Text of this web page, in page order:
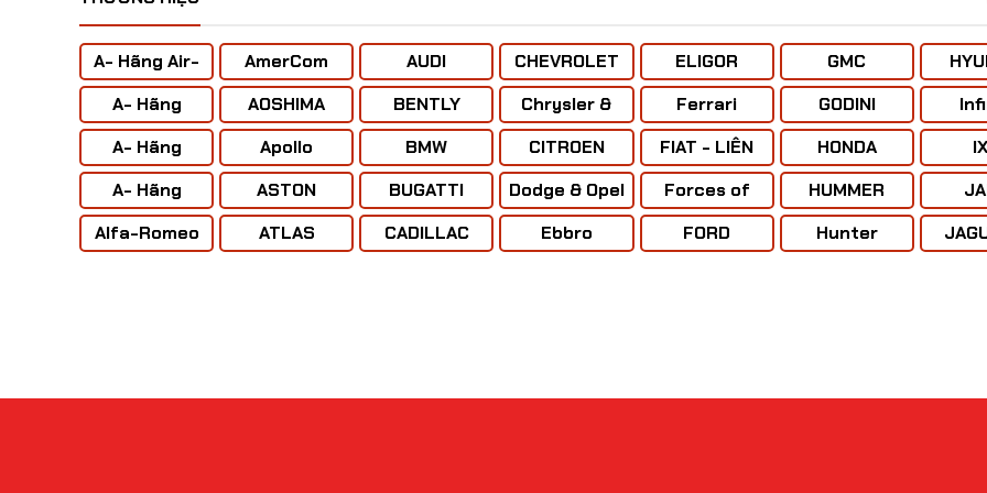
Mô hình siêu xe Lamborghini Vision V12 tỷ lệ 1:32
A- Hãng Air-
BUS
A- Hãng
ANTONOV (
Liên Xô)
A- Hãng
BOENING
A- Hãng
CONCORD
Alfa-Romeo
AmerCom
AOSHIMA
Apollo
ASTON
MARTIN
ATLAS
AUDI
BENTLY
BMW
BUGATTI
CADILLAC
CHEVROLET
& CHEVE
Chrysler &
CORVERTTE
CITROEN
Dodge & Opel
Ebbro
ELIGOR
Ferrari
FIAT - LIÊN
XÔ
Forces of
valor
FORD
GMC
GODINI
HONDA
HUMMER
Hunter
​Mô Hình Máy Bay Tàng
Hình J-36 Tỷ Lệ 1:72
2,799,000đ
Kích A-